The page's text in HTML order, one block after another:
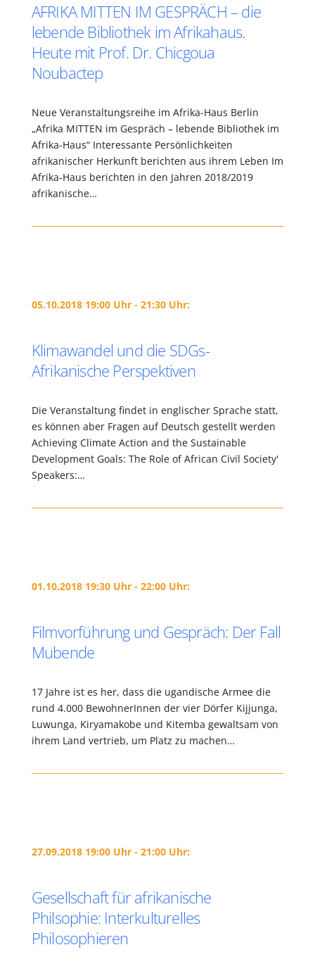
AFRIKA MITTEN IM GESPRÄCH – die
lebende Bibliothek im Afrikahaus.
Heute mit Prof. Dr. Chicgoua
Noubactep
Neue Veranstaltungsreihe im Afrika-Haus Berlin
„Afrika MITTEN im Gespräch – lebende Bibliothek im
Afrika-Haus“ Interessante Persönlichkeiten
afrikanischer Herkunft berichten aus ihrem Leben Im
Afrika-Haus berichten in den Jahren 2018/2019
afrikanische…
05.10.2018 19:00 Uhr - 21:30 Uhr:
Klimawandel und die SDGs-
Afrikanische Perspektiven
Die Veranstaltung findet in englischer Sprache statt,
es können aber Fragen auf Deutsch gestellt werden
Achieving Climate Action and the Sustainable
Development Goals: The Role of African Civil Society'
Speakers:…
01.10.2018 19:30 Uhr - 22:00 Uhr:
Filmvorführung und Gespräch: Der Fall
Mubende
17 Jahre ist es her, dass die ugandische Armee die
rund 4.000 BewohnerInnen der vier Dörfer Kijjunga,
Luwunga, Kiryamakobe und Kitemba gewaltsam von
ihrem Land vertrieb, um Platz zu machen…
27.09.2018 19:00 Uhr - 21:00 Uhr:
Gesellschaft für afrikanische
Philsophie: Interkulturelles
Philosophieren